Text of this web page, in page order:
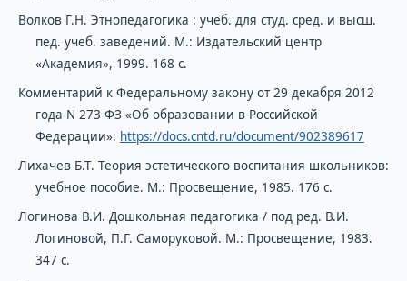
Волков Г.Н. Этнопедагогика : учеб. для студ. сред. и высш.
пед. учеб. заведений. М.: Издательский центр
«Академия», 1999. 168 с.
Комментарий к Федеральному закону от 29 декабря 2012
года N 273-ФЗ «Об образовании в Российской
Федерации». https://docs.cntd.ru/document/902389617
Лихачев Б.Т. Теория эстетического воспитания школьников:
учебное пособие. М.: Просвещение, 1985. 176 с.
Логинова В.И. Дошкольная педагогика / под ред. В.И.
Логиновой, П.Г. Саморуковой. М.: Просвещение, 1983.
347 с.